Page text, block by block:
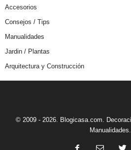
Accesorios
Consejos / Tips
Manualidades
Jardin / Plantas
Arquitectura y Construcción
© 2009 - 2026. Blogicasa.com.
Manualidades.